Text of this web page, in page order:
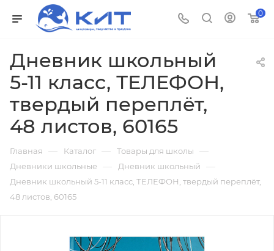
0
Дневник школьный
5-11 класс, ТЕЛЕФОН,
твердый переплёт,
48 листов, 60165
Главная — Каталог — Товары для школы —
Дневники школьные — Дневник школьный —
Дневник школьный 5-11 класс, ТЕЛЕФОН, твердый переплёт,
48 листов, 60165